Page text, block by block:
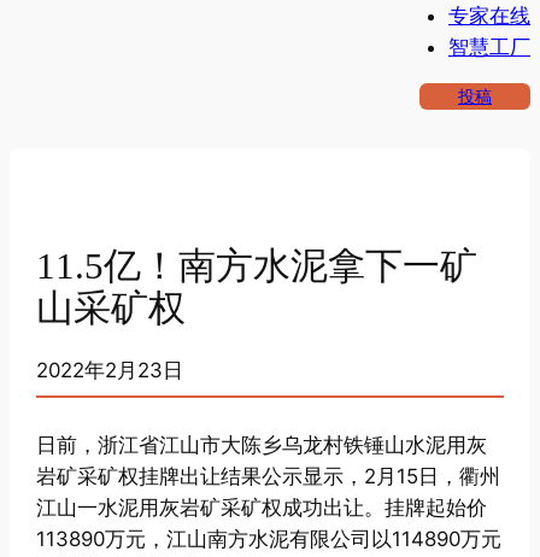
专家在线
智慧工厂
投稿
11.5亿！南方水泥拿下一矿
山采矿权
2022年2月23日
日前，浙江省江山市大陈乡乌龙村铁锤山水泥用灰
岩矿采矿权挂牌出让结果公示显示，2月15日，衢州
江山一水泥用灰岩矿采矿权成功出让。挂牌起始价
113890万元，江山南方水泥有限公司以114890万元